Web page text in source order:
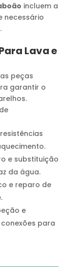
incluem a
necessário
Lava e
peças
garantir o
e substituição
da água.
e reparo de
e
para